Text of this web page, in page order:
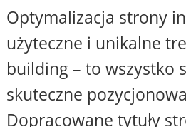
Optymalizacja strony
użyteczne i unikalne
building – to wszystko
skuteczne
Dopracowane tytuły